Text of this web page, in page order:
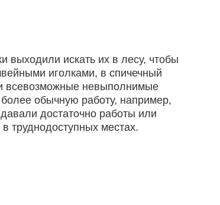
искать их в лесу, чтобы
иголками, в спичечный
всевозможные невыполнимые
обычную работу, например,
достаточно работы или
труднодоступных местах.